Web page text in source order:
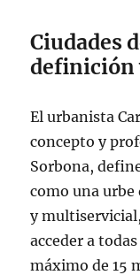
Ciudades
definición
El urbanista
concepto y
Sorbona,
como una
y
acceder a
máximo de 15